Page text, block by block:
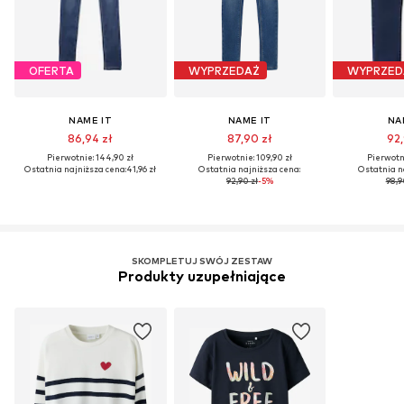
OFERTA
NAME IT
86,94 zł
Pierwotnie: 144,90 zł
Ostatnia najniższa cena:41,96 zł
WYPRZEDAŻ
NAME IT
87,90 zł
Pierwotnie: 109,90 zł
Ostatnia najniższa cena:
92,90 zł-5%
Ostatnia
SKOMPLETUJ SWÓJ ZESTAW
Produkty uzupełniające